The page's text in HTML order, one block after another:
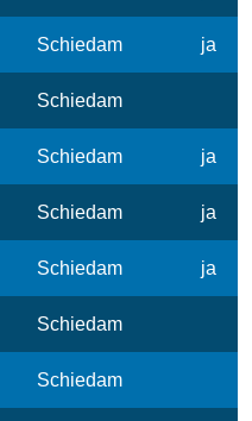
Schiedam ja
Schiedam
Schiedam ja
Schiedam ja
Schiedam ja
Schiedam
Schiedam